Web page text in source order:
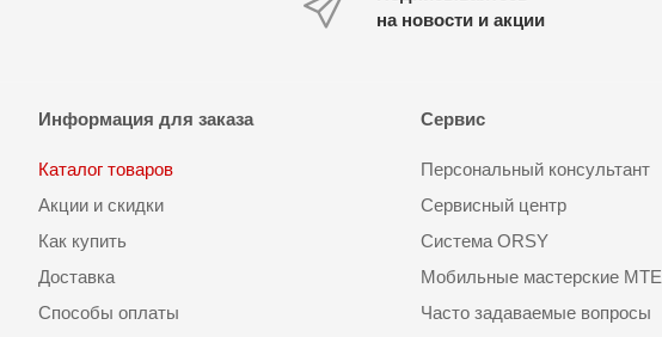
на новости и акции
Информация для заказа
Каталог товаров
Акции и скидки
Как купить
Доставка
Способы оплаты
Сервис
Персональный консультант
Сервисный центр
Система ORSY
Мобильные мастерские MTE
Часто задаваемые вопросы